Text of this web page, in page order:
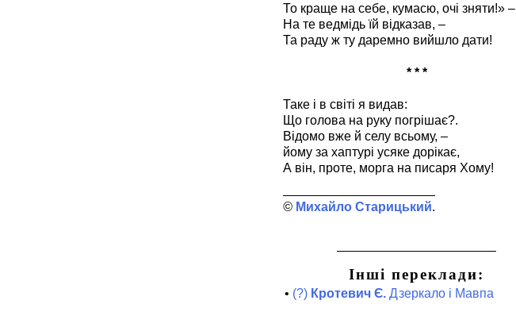
То краще на себе, кумасю, очі зняти!» –
На те ведмідь їй відказав, –
Та раду ж ту даремно вийшло дати!
* * *
Таке і в світі я видав:
Що голова на руку погрішає?.
Відомо вже й селу всьому, –
йому за хаптурі усяке дорікає,
А він, проте, морга на писаря Хому!
Михайло Старицький
Інші переклади:
• (?) Кротевич Є.Дзеркало і Мавпа